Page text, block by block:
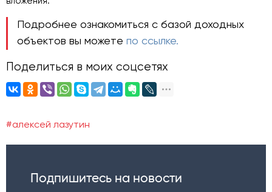
Подробнее ознакомиться с базой доходных
объектов вы можете по ссылке.
Поделиться в моих соцсетях
#алексей лазутин
Подпишитесь на новости